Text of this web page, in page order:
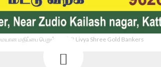
மதிப்பை பெறும் திருச்சி Livya Shree Gold Bankers